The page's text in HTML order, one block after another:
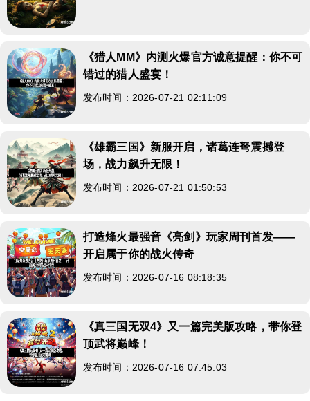
《猎人MM》内测火爆官方诚意提醒：你不可
错过的猎人盛宴！
发布时间：2026-07-21 02:11:09
《雄霸三国》新服开启，诸葛连弩震撼登
场，战力飙升无限！
发布时间：2026-07-21 01:50:53
打造烽火最强音《亮剑》玩家周刊首发——
开启属于你的战火传奇
发布时间：2026-07-16 08:18:35
《真三国无双4》又一篇完美版攻略，带你登
顶武将巅峰！
发布时间：2026-07-16 07:45:03